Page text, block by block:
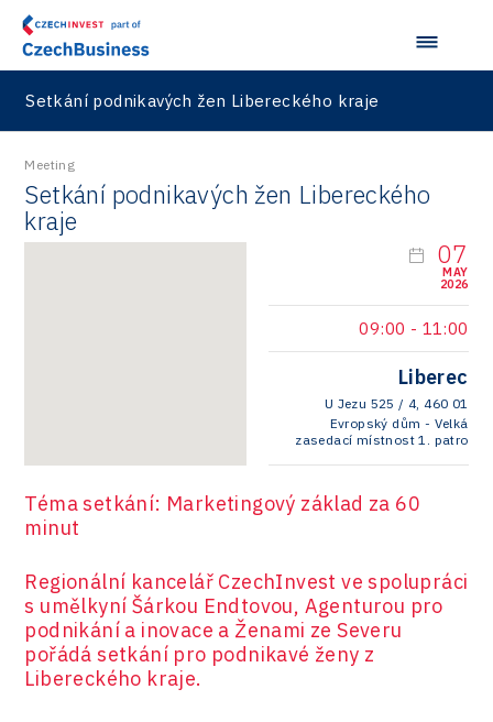
Setkání podnikavých žen Libereckého kraje
Meeting
Setkání podnikavých žen Libereckého
kraje
07
MAY
2026
09:00 - 11:00
Liberec
U Jezu 525 / 4, 460 01
Evropský dům - Velká
zasedací místnost 1. patro
Téma setkání: Marketingový základ za 60
minut
Regionální kancelář CzechInvest ve spolupráci
s umělkyní Šárkou Endtovou, Agenturou pro
podnikání a inovace a Ženami ze Severu
pořádá setkání pro podnikavé ženy z
Libereckého kraje.